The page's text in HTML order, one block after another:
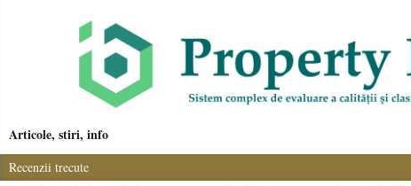
Articole, stiri, info
Recenzii trecute